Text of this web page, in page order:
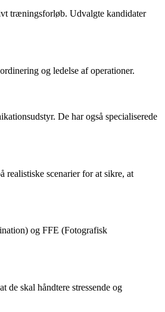
træningsforløb. Udvalgte kandidater
og ledelse af operationer.
De har også specialiserede
scenarier for at sikre, at
og FFE (Fotografisk
skal håndtere stressende og